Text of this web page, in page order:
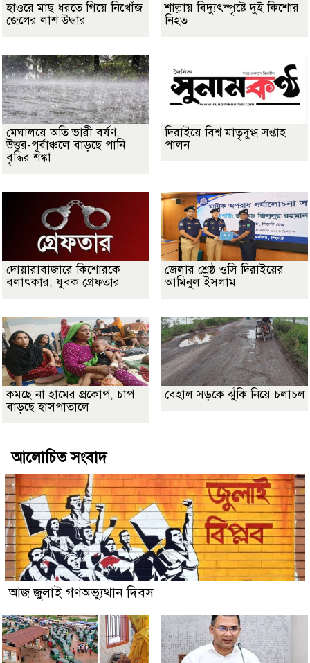
হাওরে মাছ ধরতে গিয়ে নিখোঁজ
জেলের লাশ উদ্ধার
শাল্লায় বিদ্যুৎস্পৃষ্টে দুই কিশোর
নিহত
মেঘালয়ে অতি ভারী বর্ষণ,
উত্তর-পূর্বাঞ্চলে বাড়ছে পানি
বৃদ্ধির শঙ্কা
দিরাইয়ে বিশ্ব মাতৃদুগ্ধ সপ্তাহ
পালন
দোয়ারাবাজারে কিশোরকে
বলাৎকার, যুবক গ্রেফতার
জেলার শ্রেষ্ঠ ওসি দিরাইয়ের
আমিনুল ইসলাম
কমছে না হামের প্রকোপ, চাপ
বাড়ছে হাসপাতালে
বেহাল সড়কে ঝুঁকি নিয়ে চলাচল
আলোচিত সংবাদ
আজ জুলাই গণঅভ্যুত্থান দিবস